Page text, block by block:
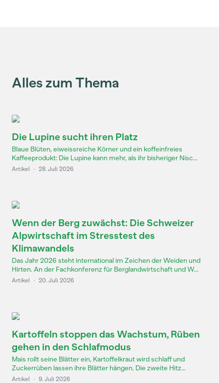
Alles zum Thema
Die Lupine sucht ihren Platz
Blaue Blüten, eiweissreiche Körner und ein koffeinfreies
Kaffeeprodukt: Die Lupine kann mehr, als ihr bisheriger Nisc...
Artikel · 28. Juli 2026
Wenn der Berg zuwächst: Die Schweizer
Alpwirtschaft im Stresstest des
Klimawandels
Das Jahr 2026 steht international im Zeichen der Weiden und
Hirten. An der Fachkonferenz für Berglandwirtschaft und W...
Artikel · 20. Juli 2026
Kartoffeln stoppen das Wachstum, Rüben
gehen in den Schlafmodus
Mais rollt seine Blätter ein, Kartoffelkraut wird schlaff und
Zuckerrüben lassen ihre Blätter hängen. Die zweite Hitz...
Artikel · 9. Juli 2026